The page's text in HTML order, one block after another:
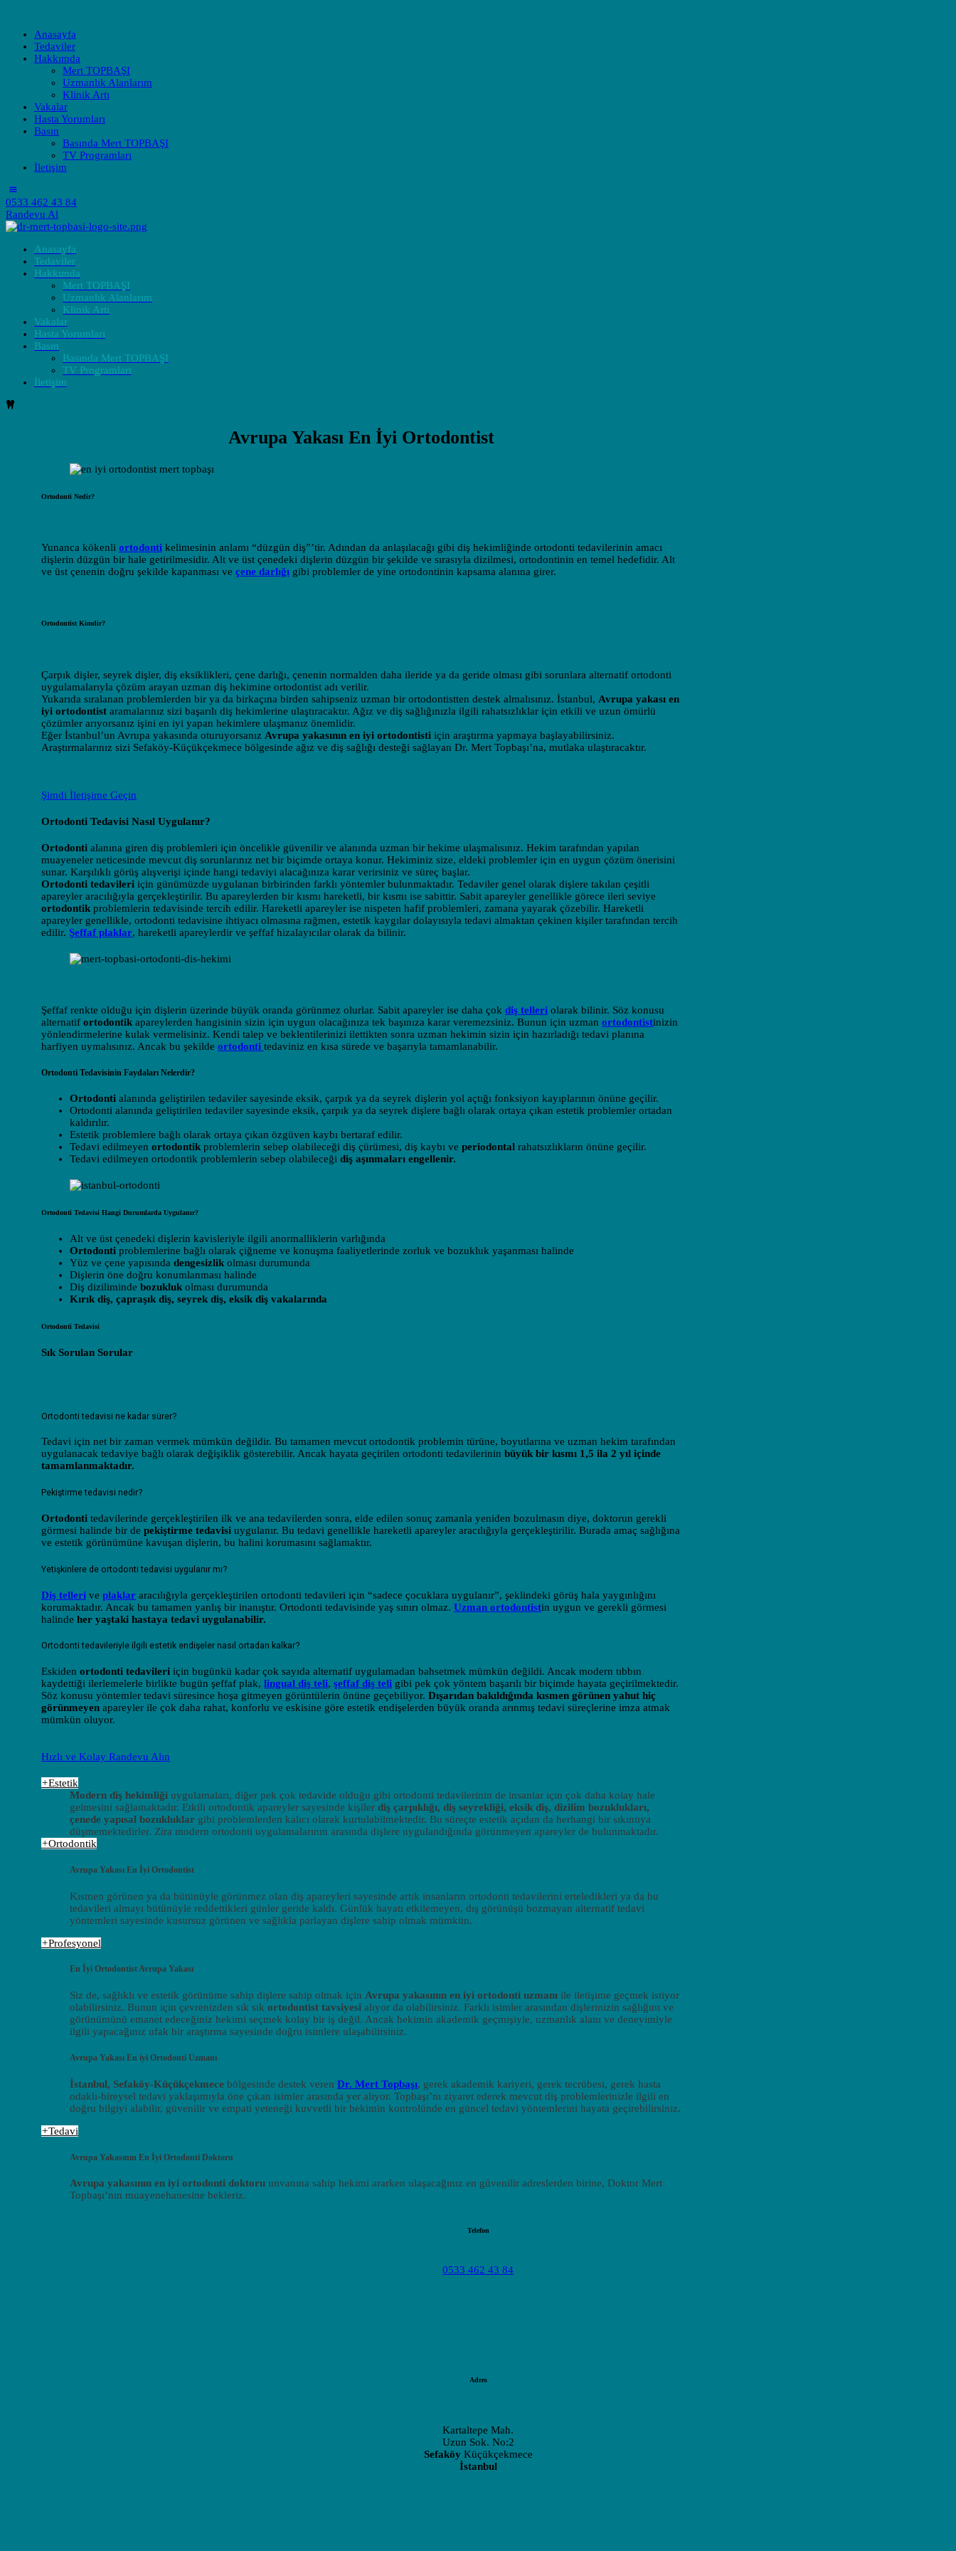
Anasayfa
Tedaviler
Hakkımda
Mert TOPBAŞI
Uzmanlık Alanlarım
Klinik Artı
Vakalar
Hasta Yorumları
Basın
Basında Mert TOPBAŞI
TV Programları
İletişim
0533 462 43 84
Randevu Al
Anasayfa
Tedaviler
Hakkımda
Mert TOPBAŞI
Uzmanlık Alanlarım
Klinik Artı
Vakalar
Hasta Yorumları
Basın
Basında Mert TOPBAŞI
TV Programları
İletişim
Avrupa Yakası En İyi Ortodontist
Ortodonti Nedir?
Yunanca kökenli ortodonti kelimesinin anlamı “düzgün diş”’tir. Adından da anlaşılacağı gibi diş hekimliğinde ortodonti tedavilerinin amacı
dişlerin düzgün bir hale getirilmesidir. Alt ve üst çenedeki dişlerin düzgün bir şekilde ve sırasıyla dizilmesi, ortodontinin en temel hedefidir. Alt
ve üst çenenin doğru şekilde kapanması ve çene darlığı gibi problemler de yine ortodontinin kapsama alanına girer.
Ortodontist Kimdir?
Çarpık dişler, seyrek dişler, diş eksiklikleri, çene darlığı, çenenin normalden daha ileride ya da geride olması gibi sorunlara alternatif ortodonti
uygulamalarıyla çözüm arayan uzman diş hekimine ortodontist adı verilir.
Yukarıda sıralanan problemlerden bir ya da birkaçına birden sahipseniz uzman bir ortodontistten destek almalısınız. İstanbul, Avrupa yakası en
iyi ortodontist aramalarınız sizi başarılı diş hekimlerine ulaştıracaktır. Ağız ve diş sağlığınızla ilgili rahatsızlıklar için etkili ve uzun ömürlü
çözümler arıyorsanız işini en iyi yapan hekimlere ulaşmanız önemlidir.
Eğer İstanbul’un Avrupa yakasında oturuyorsanız Avrupa yakasının en iyi ortodontisti için araştırma yapmaya başlayabilirsiniz.
Araştırmalarınız sizi Sefaköy-Küçükçekmece bölgesinde ağız ve diş sağlığı desteği sağlayan Dr. Mert Topbaşı’na, mutlaka ulaştıracaktır.
Şimdi İletişime Geçin
Ortodonti Tedavisi Nasıl Uygulanır?
Ortodonti alanına giren diş problemleri için öncelikle güvenilir ve alanında uzman bir hekime ulaşmalısınız. Hekim tarafından yapılan
muayeneler neticesinde mevcut diş sorunlarınız net bir biçimde ortaya konur. Hekiminiz size, eldeki problemler için en uygun çözüm önerisini
sunar. Karşılıklı görüş alışverişi içinde hangi tedaviyi alacağınıza karar verirsiniz ve süreç başlar.
Ortodonti tedavileri için günümüzde uygulanan birbirinden farklı yöntemler bulunmaktadır. Tedaviler genel olarak dişlere takılan çeşitli
apareyler aracılığıyla gerçekleştirilir. Bu apareylerden bir kısmı hareketli, bir kısmı ise sabittir. Sabit apareyler genellikle görece ileri seviye
ortodontik problemlerin tedavisinde tercih edilir. Hareketli apareyler ise nispeten hafif problemleri, zamana yayarak çözebilir. Hareketli
apareyler genellikle, ortodonti tedavisine ihtiyacı olmasına rağmen, estetik kaygılar dolayısıyla tedavi almaktan çekinen kişiler tarafından tercih
edilir. Şeffaf plaklar, hareketli apareylerdir ve şeffaf hizalayıcılar olarak da bilinir.
Şeffaf renkte olduğu için dişlerin üzerinde büyük oranda görünmez olurlar. Sabit apareyler ise daha çok diş telleri olarak bilinir. Söz konusu
alternatif ortodontik apareylerden hangisinin sizin için uygun olacağınıza tek başınıza karar veremezsiniz. Bunun için uzman ortodontistinizin
yönlendirmelerine kulak vermelisiniz. Kendi talep ve beklentilerinizi ilettikten sonra uzman hekimin sizin için hazırladığı tedavi planına
harfiyen uymalısınız. Ancak bu şekilde ortodonti tedaviniz en kısa sürede ve başarıyla tamamlanabilir.
Ortodonti Tedavisinin Faydaları Nelerdir?
Ortodonti alanında geliştirilen tedaviler sayesinde eksik, çarpık ya da seyrek dişlerin yol açtığı fonksiyon kayıplarının önüne geçilir.
Ortodonti alanında geliştirilen tedaviler sayesinde eksik, çarpık ya da seyrek dişlere bağlı olarak ortaya çıkan estetik problemler ortadan
kaldırılır.
Estetik problemlere bağlı olarak ortaya çıkan özgüven kaybı bertaraf edilir.
Tedavi edilmeyen ortodontikproblemlerin sebep olabileceği diş çürümesi, diş kaybı ve periodontal rahatsızlıkların önüne geçilir.
Tedavi edilmeyen ortodontik problemlerin sebep olabileceği diş aşınmaları engellenir.
Ortodonti Tedavisi Hangi Durumlarda Uygulanır?
Alt ve üst çenedeki dişlerin kavisleriyle ilgili anormalliklerin varlığında
Ortodonti problemlerine bağlı olarak çiğneme ve konuşma faaliyetlerinde zorluk ve bozukluk yaşanması halinde
Yüz ve çene yapısında dengesizlik olması durumunda
Dişlerin öne doğru konumlanması halinde
Diş diziliminde bozukluk olması durumunda
Kırık diş, çapraşık diş, seyrek diş, eksik diş vakalarında
Ortodonti Tedavisi
Sık Sorulan Sorular
Ortodonti tedavisi ne kadar sürer?
Tedavi için net bir zaman vermek mümkün değildir. Bu tamamen mevcut ortodontik problemin türüne, boyutlarına ve uzman hekim tarafından
uygulanacak tedaviye bağlı olarak değişiklik gösterebilir. Ancak hayata geçirilen ortodonti tedavilerinin büyük bir kısmı 1,5 ila 2 yıl içinde
tamamlanmaktadır.
Pekiştirme tedavisi nedir?
Ortodonti tedavilerinde gerçekleştirilen ilk ve ana tedavilerden sonra, elde edilen sonuç zamanla yeniden bozulmasın diye, doktorun gerekli
görmesi halinde bir de pekiştirme tedavisi uygulanır. Bu tedavi genellikle hareketli apareyler aracılığıyla gerçekleştirilir. Burada amaç sağlığına
ve estetik görünümüne kavuşan dişlerin, bu halini korumasını sağlamaktır.
Yetişkinlere de ortodonti tedavisi uygulanır mı?
Diş telleri ve plaklar aracılığıyla gerçekleştirilen ortodonti tedavileri için “sadece çocuklara uygulanır”, şeklindeki görüş hala yaygınlığını
korumaktadır. Ancak bu tamamen yanlış bir inanıştır. Ortodonti tedavisinde yaş sınırı olmaz. Uzman ortodontistin uygun ve gerekli görmesi
halinde her yaştaki hastaya tedavi uygulanabilir.
Ortodonti tedavileriyle ilgili estetik endişeler nasıl ortadan kalkar?
Eskiden ortodonti tedavileri için bugünkü kadar çok sayıda alternatif uygulamadan bahsetmek mümkün değildi. Ancak modern tıbbın
kaydettiği ilerlemelerle birlikte bugün şeffaf plak, lingual diş teli, şeffaf diş teli gibi pek çok yöntem başarılı bir biçimde hayata geçirilmektedir.
Söz konusu yöntemler tedavi süresince hoşa gitmeyen görüntülerin önüne geçebiliyor. Dışarıdan bakıldığında kısmen görünen yahut hiç
görünmeyen apareyler ile çok daha rahat, konforlu ve eskisine göre estetik endişelerden büyük oranda arınmış tedavi süreçlerine imza atmak
mümkün oluyor.
Hızlı ve Kolay Randevu Alın
+Estetik
Modern diş hekimliği uygulamaları, diğer pek çok tedavide olduğu gibi ortodonti tedavilerinin de insanlar için çok daha kolay hale
gelmesini sağlamaktadır. Etkili ortodontik apareyler sayesinde kişiler diş çarpıklığı, diş seyrekliği, eksik diş, dizilim bozuklukları,
çenede yapısal bozukluklar gibi problemlerden kalıcı olarak kurtulabilmektedir. Bu süreçte estetik açıdan da herhangi bir sıkıntıya
düşmemektedirler. Zira modern ortodonti uygulamalarının arasında dişlere uygulandığında görünmeyen apareyler de bulunmaktadır.
+Ortodontik
Avrupa Yakası En İyi Ortodontist
Kısmen görünen ya da bütünüyle görünmez olan diş apareyleri sayesinde artık insanların ortodonti tedavilerini erteledikleri ya da bu
tedavileri almayı bütünüyle reddettikleri günler geride kaldı. Günlük hayatı etkilemeyen, dış görünüşü bozmayan alternatif tedavi
yöntemleri sayesinde kusursuz görünen ve sağlıkla parlayan dişlere sahip olmak mümkün.
+Profesyonel
En İyi Ortodontist Avrupa Yakası
Siz de, sağlıklı ve estetik görünüme sahip dişlere sahip olmak için Avrupa yakasının en iyi ortodonti uzmanı ile iletişime geçmek istiyor
olabilirsiniz. Bunun için çevrenizden sık sık ortodontist tavsiyesi alıyor da olabilirsiniz. Farklı isimler arasından dişlerinizin sağlığını ve
görünümünü emanet edeceğiniz hekimi seçmek kolay bir iş değil. Ancak hekimin akademik geçmişiyle, uzmanlık alanı ve deneyimiyle
ilgili yapacağınız ufak bir araştırma sayesinde doğru isimlere ulaşabilirsiniz.
Avrupa Yakası En iyi Ortodonti Uzmanı
İstanbul, Sefaköy-Küçükçekmece bölgesinde destek veren Dr. Mert Topbaşı, gerek akademik kariyeri, gerek tecrübesi, gerek hasta
odaklı-bireysel tedavi yaklaşımıyla öne çıkan isimler arasında yer alıyor. Topbaşı’nı ziyaret ederek mevcut diş problemlerinizle ilgili en
doğru bilgiyi alabilir, güvenilir ve empati yeteneği kuvvetli bir hekimin kontrolünde en güncel tedavi yöntemlerini hayata geçirebilirsiniz.
+Tedavi
Avrupa Yakasının En İyi Ortodonti Doktoru
Avrupa yakasının en iyi ortodonti doktoru unvanına sahip hekimi ararken ulaşacağınız en güvenilir adreslerden birine, Doktor Mert
Topbaşı’nın muayenehanesine bekleriz.
Telefon
0533 462 43 84
Adres
Kartaltepe Mah.
Uzun Sok. No:2
SefaköyKüçükçekmece
İstanbul